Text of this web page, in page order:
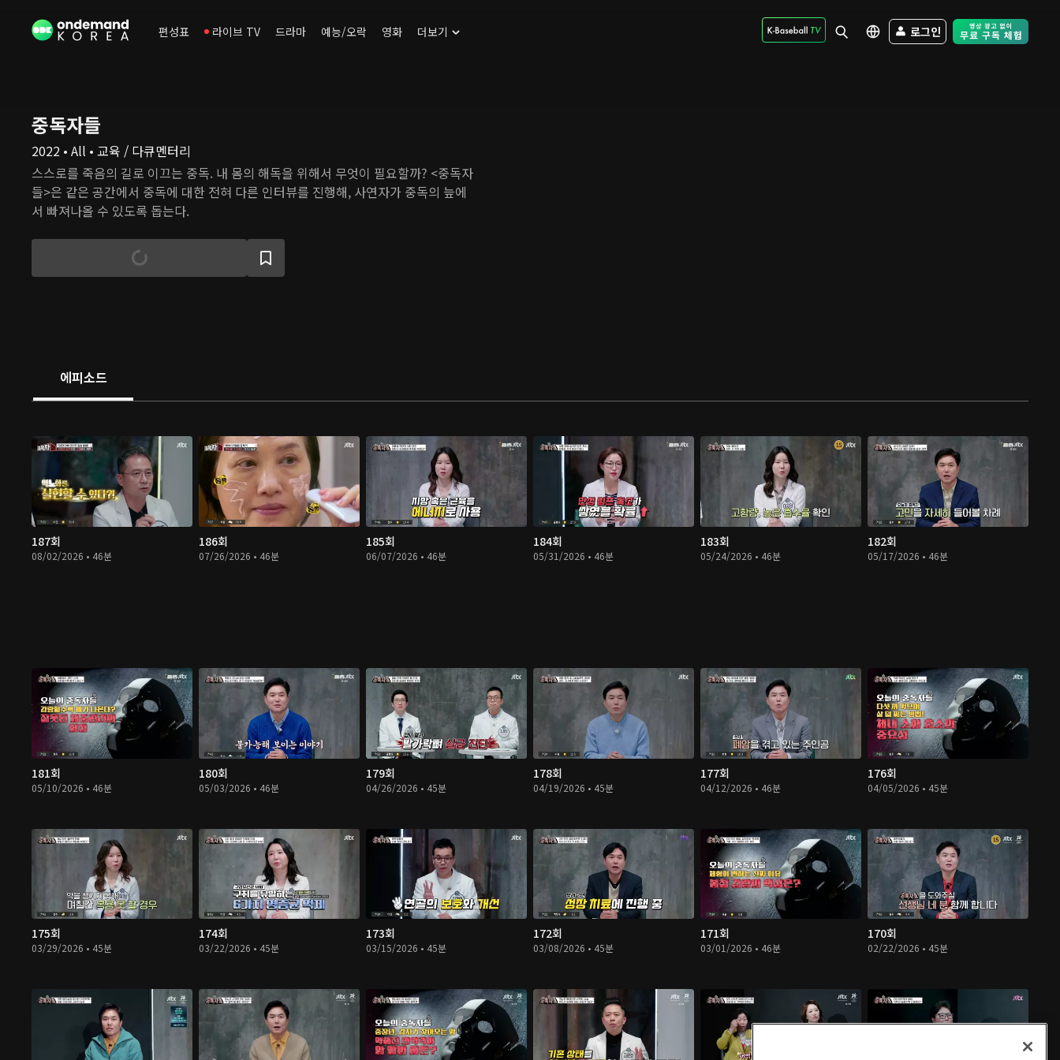
편성표 라이브 TV 드라마 예능/오락 영화 더보기 로그인 Free Trial -
중독자들
2022 • All • 교육 / 다큐멘터리
스스로를 죽음의 길로 이끄는 중독. 내 몸의 해독을 위해서 무엇이 필요할까? <중독자
들>은 같은 공간에서 중독에 대한 전혀 다른 인터뷰를 진행해, 사연자가 중독의 늪에
서 빠져나올 수 있도록 돕는다.
에피소드
187회
08/02/2026 • 46분
186회
07/26/2026 • 46분
185회
06/07/2026 • 46분
184회
05/31/2026 • 46분
183회
05/24/2026 • 46분
182회
05/17/2026 • 46분
181회
05/10/2026 • 46분
180회
05/03/2026 • 46분
179회
04/26/2026 • 45분
178회
04/19/2026 • 45분
177회
04/12/2026 • 46분
176회
04/05/2026 • 45분
175회
03/29/2026 • 45분
174회
03/22/2026 • 45분
173회
03/15/2026 • 45분
172회
03/08/2026 • 45분
171회
03/01/2026 • 46분
170회
02/22/2026 • 45분